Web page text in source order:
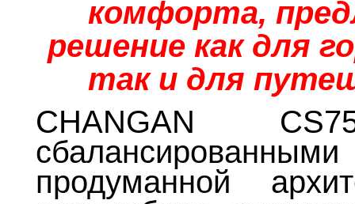
комфорта,
решение как для
так и для
CHANGAN
продуманной